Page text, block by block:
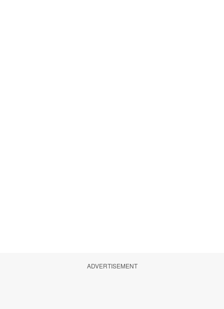
ADVERTISEMENT